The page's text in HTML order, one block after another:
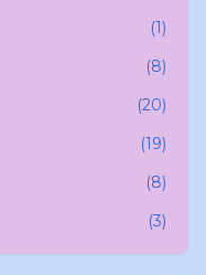
(1)
(8)
(20)
(19)
(8)
(3)